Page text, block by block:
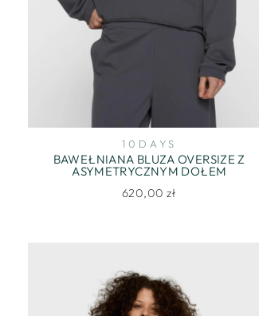
10DAYS
BAWEŁNIANA BLUZA OVERSIZE Z
ASYMETRYCZNYM DOŁEM
620,00 zł